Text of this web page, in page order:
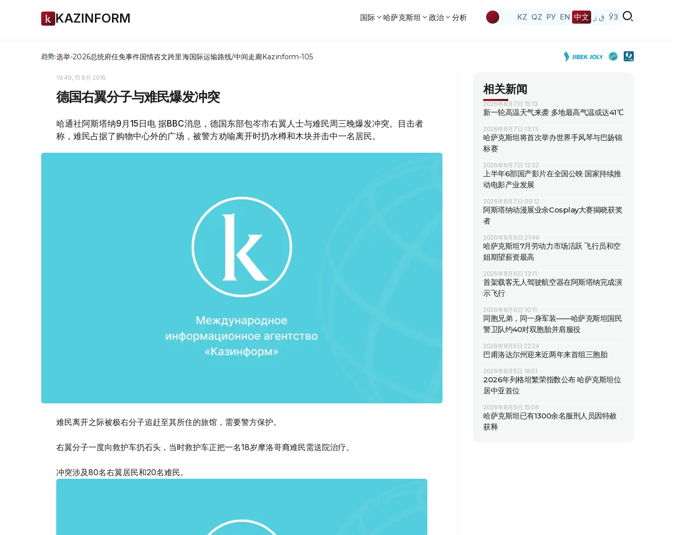
KAZINFORM 国际 哈萨克斯坦 政治 分析 KZ QZ РУ EN 中文 ق ز ЎЗ
趋势:选举-2026总统府任免事件国情咨文跨里海国际运输路线/中间走廊Kazinform-105
19:49, 15 9月 2016
德国右翼分子与难民爆发冲突
哈通社阿斯塔纳9月15日电 据BBC消息，德国东部包岑市右翼人士与难民周三晚爆发冲突。目击者
称，难民占据了购物中心外的广场，被警方劝喻离开时扔水樽和木块并击中一名居民。
难民离开之际被极右分子追赶至其所住的旅馆，需要警方保护。
右翼分子一度向救护车扔石头，当时救护车正把一名18岁摩洛哥裔难民需送院治疗。
冲突涉及80名右翼居民和20名难民。
相关新闻
2026年8月7日 15:13
新一轮高温天气来袭 多地最高气温或达41℃
2026年8月7日 13:13
哈萨克斯坦将首次举办世界手风琴与巴扬锦
标赛
2026年8月7日 12:32
上半年6部国产影片在全国公映 国家持续推
动电影产业发展
2026年8月7日 09:12
阿斯塔纳动漫展业余Cosplay大赛揭晓获奖
者
2026年8月6日 21:49
哈萨克斯坦7月劳动力市场活跃 飞行员和空
姐期望薪资最高
2026年8月6日 13:11
首架载客无人驾驶航空器在阿斯塔纳完成演
示飞行
2026年8月6日 10:11
同胞兄弟，同一身军装——哈萨克斯坦国民
警卫队约40对双胞胎并肩服役
2026年8月5日 22:24
巴甫洛达尔州迎来近两年来首组三胞胎
2026年8月5日 18:51
2026年列格坦繁荣指数公布 哈萨克斯坦位
居中亚首位
2026年8月5日 15:08
哈萨克斯坦已有1300余名服刑人员因特赦
获释